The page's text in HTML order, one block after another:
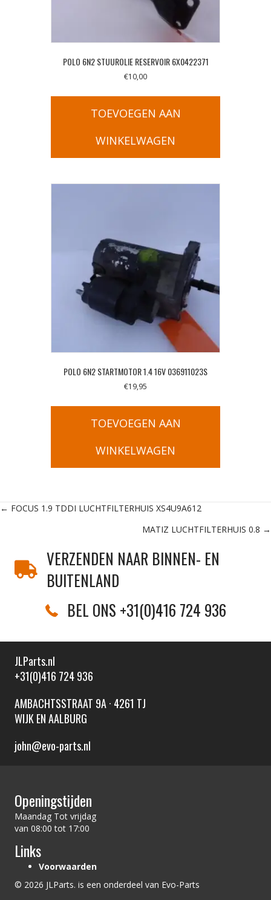
POLO 6N2 STUUROLIE RESERVOIR 6X0422371
€10,00
TOEVOEGEN AAN
WINKELWAGEN
POLO 6N2 STARTMOTOR 1.4 16V 036911023S
€19,95
TOEVOEGEN AAN
WINKELWAGEN
Posts
← FOCUS 1.9 TDDI LUCHTFILTERHUIS XS4U9A612
MATIZ LUCHTFILTERHUIS 0.8 →
VERZENDEN NAAR BINNEN- EN
BUITENLAND
BEL ONS +31(0)416 724 936
JLParts.nl
+31(0)416 724 936
AMBACHTSSTRAAT 9A · 4261 TJ
WIJK EN AALBURG
john@evo-parts.nl
Openingstijden
Maandag Tot vrijdag
van 08:00 tot 17:00
Links
Voorwaarden
© 2026 JLParts. is een onderdeel van Evo-Parts